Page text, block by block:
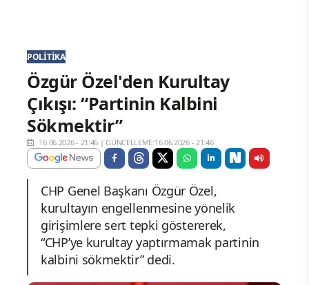
POLITIKA
Özgür Özel'den Kurultay
Çıkışı: “Partinin Kalbini
Sökmektir”
16.06.2026 - 21:46 |GÜNCELLEME:16.06.2026 - 21:46
CHP Genel Başkanı Özgür Özel,
kurultayın engellenmesine yönelik
girişimlere sert tepki göstererek,
“CHP’ye kurultay yaptırmamak partinin
kalbini sökmektir” dedi.